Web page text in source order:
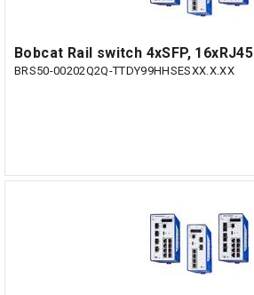
Bobcat Rail switch 4xSFP, 16xRJ45
BRS50-00202Q2Q-TTDY99HHSESXX.X.XX